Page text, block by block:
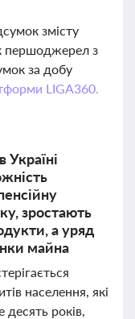
змісту
першоджерел з
за добу
LIGA360.
зростають
а уряд
майна
населення, які
років,